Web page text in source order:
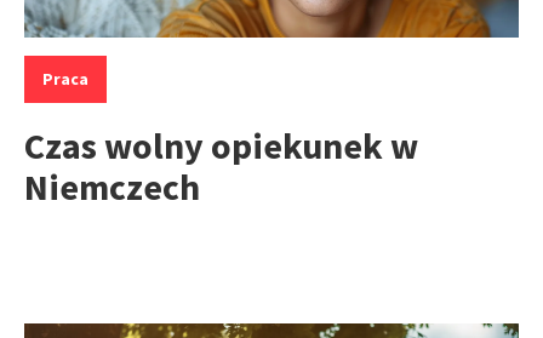
Kategorie:
Praca
Czas wolny opiekunek w
Niemczech